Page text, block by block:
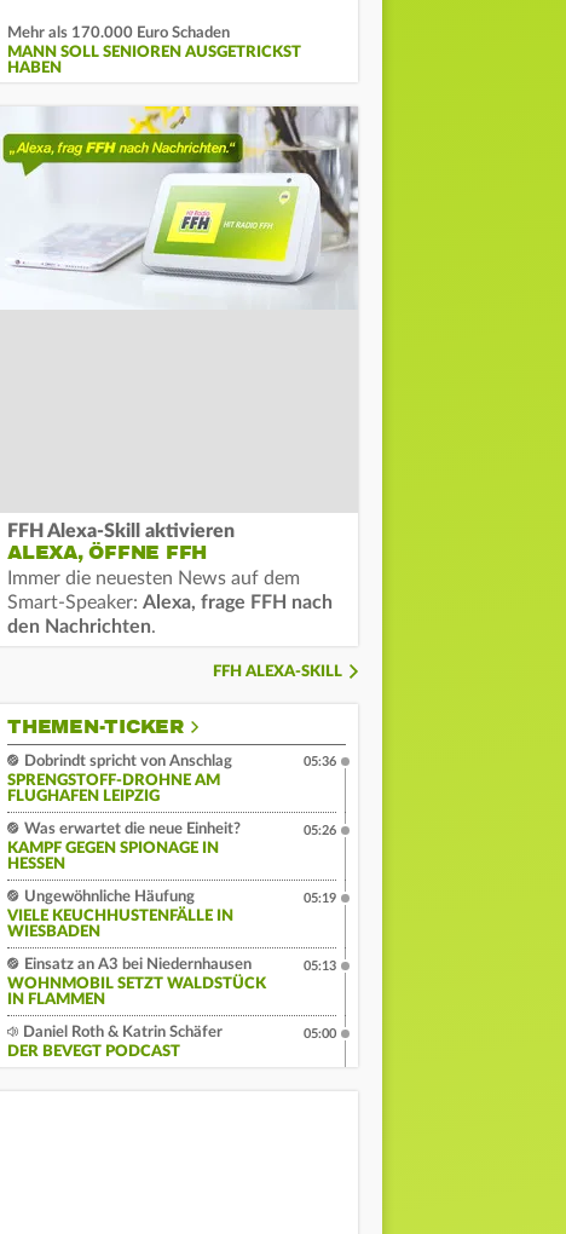
Mehr als 170.000 Euro Schaden
MANN SOLL SENIOREN AUSGETRICKST
HABEN
FFH Alexa-Skill aktivieren
ALEXA, ÖFFNE FFH
Immer die neuesten News auf dem
Smart-Speaker: Alexa, frage FFH nach
den Nachrichten.
FFH ALEXA-SKILL
THEMEN-TICKER
Dobrindt spricht von Anschlag
SPRENGSTOFF-DROHNE AM
FLUGHAFEN LEIPZIG
05:36
Was erwartet die neue Einheit?
KAMPF GEGEN SPIONAGE IN
HESSEN
05:26
Ungewöhnliche Häufung
VIELE KEUCHHUSTENFÄLLE IN
WIESBADEN
05:19
Einsatz an A3 bei Niedernhausen
WOHNMOBIL SETZT WALDSTÜCK
IN FLAMMEN
05:13
Daniel Roth & Katrin Schäfer
DER BEVEGT PODCAST
05:00